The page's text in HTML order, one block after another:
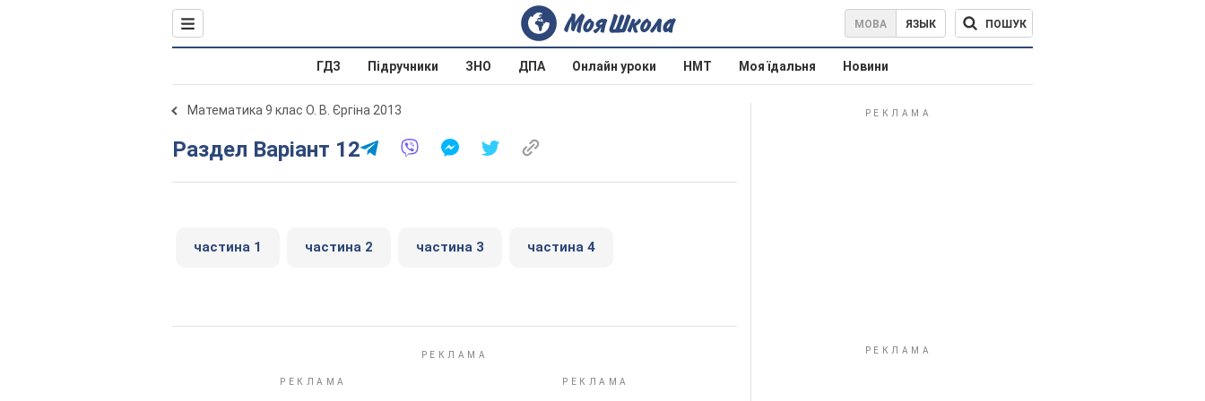
МОВА ЯЗЫК ПОШУК
ГДЗ Підручники ЗНО ДПА Онлайн уроки НМТ Моя їдальня Новини
Математика 9 клас О. В. Єргіна 2013
Раздел Варіант 12
частина 1 частина 2 частина 3 частина 4